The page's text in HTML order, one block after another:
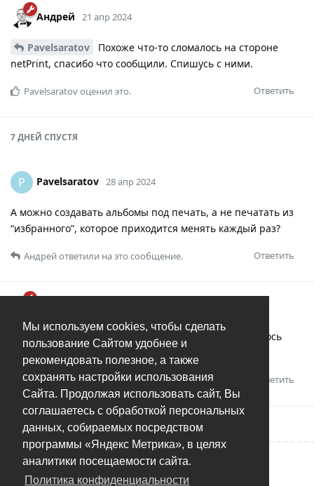
Мы используем cookies, чтобы сделать
пользование Сайтом удобнее и
рекомендовать полезное, а также
сохранять настройки использования
Сайта. Продолжая использовать сайт, Вы
соглашаетесь с обработкой персональных
данных, собираемых посредством
программы «Яндекс Метрика», в целях
аналитики посещаемости сайта.
Политика конфиденциальности
Андрей 21 апр 2024
Pavelsaratov
Похоже что-то сломалось на стороне
netPrint, спасибо что сообщили. Спишусь с ними.
Ответить
Pavelsaratovоценил это.
7 ДНЕЙ СПУСТЯ
P Pavelsaratov 28 апр 2024
А можно создавать альбомы под печать, а не печатать из
“избранного”, которое приходится менять каждый раз?
Ответить
Андрейответили на это сообщение.
Pavelsaratov
Конечно, именно так и задумывалось
Ответить
Написать ответ...